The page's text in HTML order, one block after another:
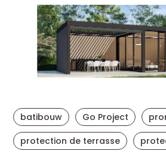
batibouw Go Project
protection de terrasse